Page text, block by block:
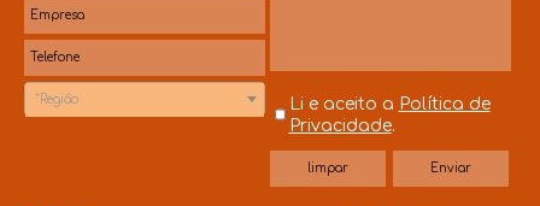
*Região Li e aceito a Política de
Privacidade.